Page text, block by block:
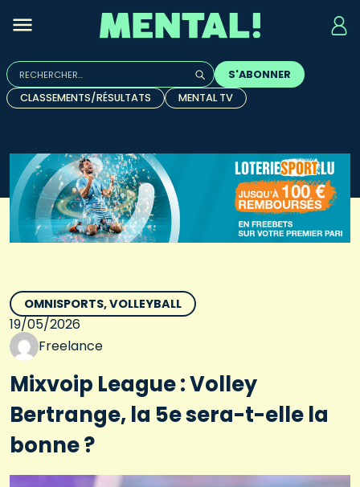
Rechercher :
Quand les résultats de l'auto-complétion sont
S'ABONNER
CLASSEMENTS/RÉSULTATS
MENTAL TV
OMNISPORTS VOLLEYBALL
19/05/2026
Freelance
Mixvoip League : Volley
Bertrange, la 5e sera-t-elle la
bonne ?